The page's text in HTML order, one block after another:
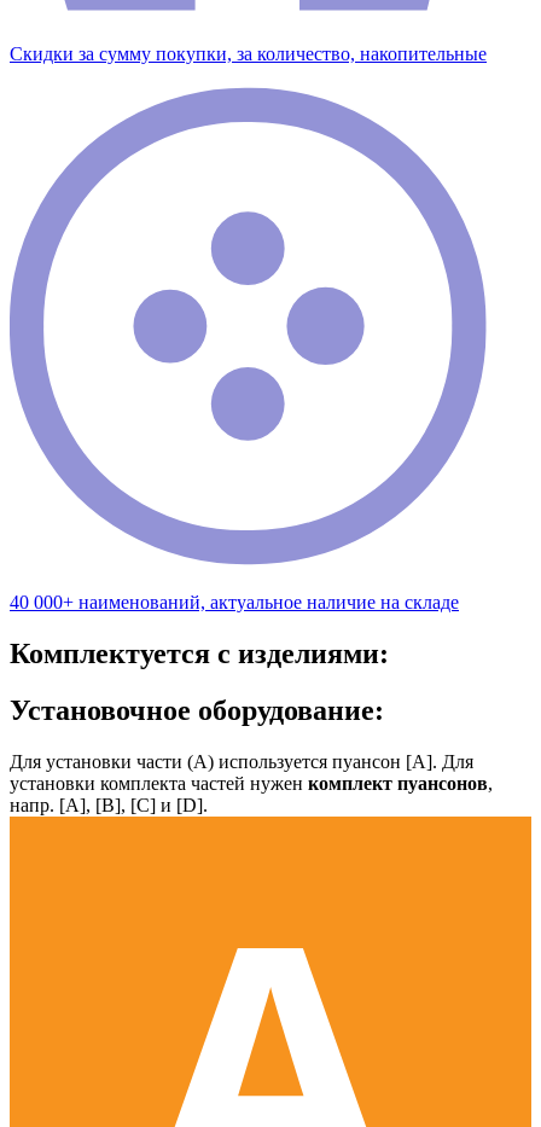
Скидки за сумму покупки, за количество, накопительные
40 000+ наименований, актуальное наличие на складе
Комплектуется с изделиями:
Установочное оборудование:
Для установки части (А) используется пуансон [А]. Для
установки комплекта частей нужен комплект пуансонов,
напр. [А], [B], [С] и [D].